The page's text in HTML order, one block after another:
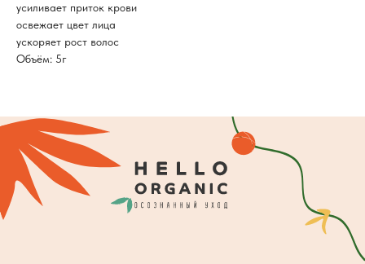
усиливает приток крови
освежает цвет лица
ускоряет рост волос
Объём: 5г